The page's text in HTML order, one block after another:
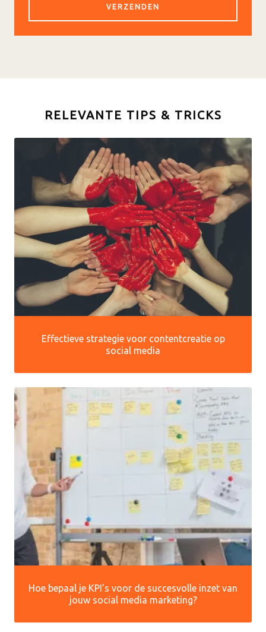
RELEVANTE TIPS & TRICKS
Effectieve strategie voor contentcreatie op
social media
Hoe bepaal je KPI’s voor de succesvolle inzet van
jouw social media marketing?